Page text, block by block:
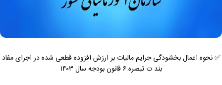
✅ نحوه اعمال بخشودگی جرایم مالیات بر ارزش افزوده قطعی شده در اجرای مفاد
بند ت تبصره ۶ قانون بودجه سال ۱۴۰۳